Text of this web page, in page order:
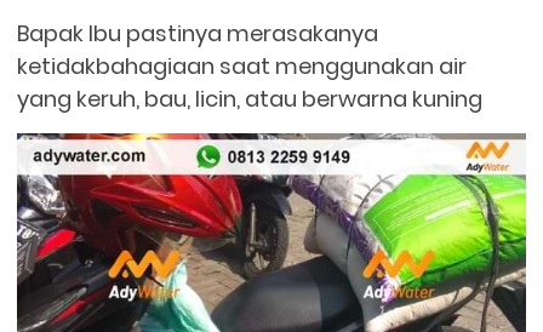
Bapak Ibu pastinya merasakanya
ketidakbahagiaan saat menggunakan air
yang keruh, bau, licin, atau berwarna kuning